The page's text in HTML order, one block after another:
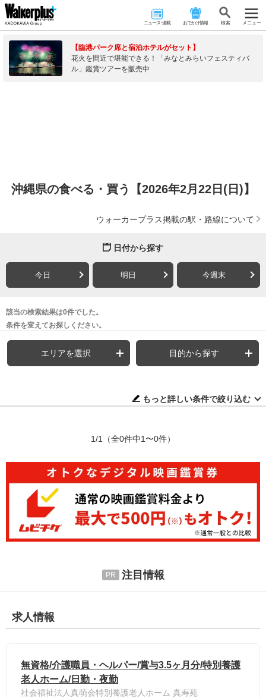
ニュース･連載 おでかけ情報 検 索 メニュー
【臨港パーク席と宿泊ホテルがセット】
花火を間近で堪能できる！「みなとみらいフェスティバ
ル」鑑賞ツアーを販売中
沖縄県の食べる・買う【2026年2月22日(日)】
ウォーカープラス掲載の駅・路線について
日付から探す
今日 明日 今週末
該当の検索結果は0件でした。
条件を変えてお探しください。
エリアを選択 目的から探す
もっと詳しい条件で絞り込む
1/1 （全0件中1〜0件）
注目情報
求人情報
無資格/介護職員・ヘルパー/賞与3.5ヶ月分/特別養護
老人ホーム/日勤・夜勤
社会福祉法人真萌会特別養護老人ホーム 真寿苑